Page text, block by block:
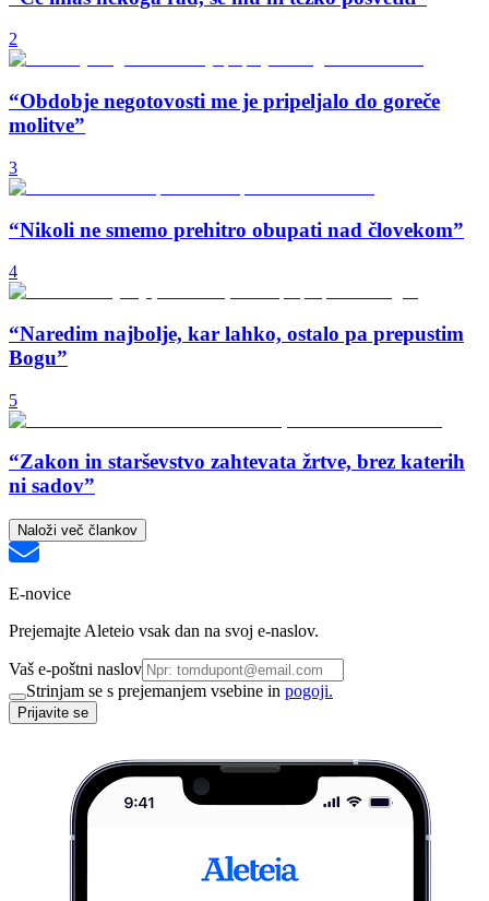
2
“Obdobje negotovosti me je pripeljalo do goreče
molitve”
3
“Nikoli ne smemo prehitro obupati nad človekom”
4
“Naredim najbolje, kar lahko, ostalo pa prepustim
Bogu”
5
“Zakon in starševstvo zahtevata žrtve, brez katerih
ni sadov”
Naloži več člankov
E-novice
Prejemajte Aleteio vsak dan na svoj e-naslov.
Vaš e-poštni naslov
Strinjam se s prejemanjem vsebine in pogoji.
Prijavite se